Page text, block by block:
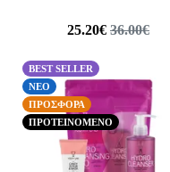
Thermale
Yadah
Youth Lab
25.20€ 36.00€
BEST SELLER
ΝΕΟ
ΠΡΟΣΦΟΡΑ
ΠΡΟΤΕΙΝΟΜΕΝΟ